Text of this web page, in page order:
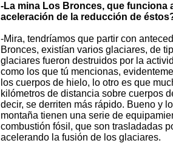
-La mina Los Bronces, que funciona
aceleración de la reducción de
-Mira, tendríamos que partir con
Bronces, existían varios glaciares, de
glaciares fueron destruidos por la
como los que tú mencionas,
los cuerpos de hielo, lo otro es que
kilómetros de distancia sobre cuerpos
decir, se derriten más rápido. Bueno y
montaña tienen una serie de
combustión fósil, que son trasladadas
acelerando la fusión de los glaciares.